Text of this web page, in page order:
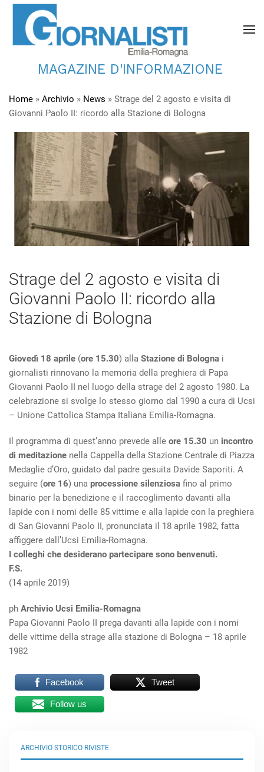
MAGAZINE D'INFORMAZIONE
Home » Archivio » News » Strage del 2 agosto e visita di
Giovanni Paolo II: ricordo alla Stazione di Bologna
Strage del 2 agosto e visita di
Giovanni Paolo II: ricordo alla
Stazione di Bologna
Giovedì 18 aprile (ore 15.30) alla Stazione di Bologna i
giornalisti rinnovano la memoria della preghiera di Papa
Giovanni Paolo II nel luogo della strage del 2 agosto 1980. La
celebrazione si svolge lo stesso giorno dal 1990 a cura di Ucsi
– Unione Cattolica Stampa Italiana Emilia-Romagna.
Il programma di quest’anno prevede alle ore 15.30 un incontro
di meditazione nella Cappella della Stazione Centrale di Piazza
Medaglie d’Oro, guidato dal padre gesuita Davide Saporiti. A
seguire (ore 16) una processione silenziosa fino al primo
binario per la benedizione e il raccoglimento davanti alla
lapide con i nomi delle 85 vittime e alla lapide con la preghiera
di San Giovanni Paolo II, pronunciata il 18 aprile 1982, fatta
affiggere dall’Ucsi Emilia-Romagna.
I colleghi che desiderano partecipare sono benvenuti.
F.S.
(14 aprile 2019)
ph Archivio Ucsi Emilia-Romagna
Papa Giovanni Paolo II prega davanti alla lapide con i nomi
delle vittime della strage alla stazione di Bologna – 18 aprile
1982
Facebook Tweet
Follow us
ARCHIVIO STORICO RIVISTE